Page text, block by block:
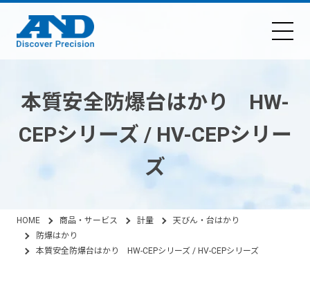
本質安全防爆台はかり HW-
CEPシリーズ / HV-CEPシリー
ズ
HOME 商品・サービス 計量
天びん・台はかり
防爆はかり
本質安全防爆台はかり HW-CEPシリーズ / HV-CEPシリーズ